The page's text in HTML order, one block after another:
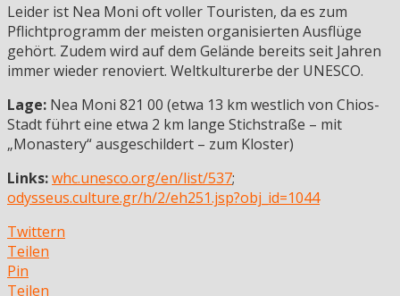
Leider ist Nea Moni oft voller Touristen, da es zum
Pflichtprogramm der meisten organisierten Ausflüge
gehört. Zudem wird auf dem Gelände bereits seit Jahren
immer wieder renoviert. Weltkulturerbe der UNESCO.
Lage: Nea Moni 821 00 (etwa 13 km westlich von Chios-
Stadt führt eine etwa 2 km lange Stichstraße – mit
„Monastery“ ausgeschildert – zum Kloster)
Links:whc.unesco.org/en/list/537;
odysseus.culture.gr/h/2/eh251.jsp?obj_id=1044
Twittern
Teilen
Pin
Teilen